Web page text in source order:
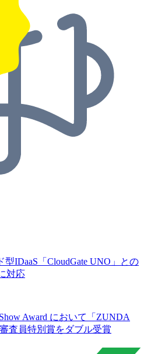
型IDaaS「CloudGate UNO」との
対応
Award において「ZUNDA
査員特別賞をダブル受賞